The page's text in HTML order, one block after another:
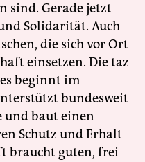
sind. Gerade jetzt
Solidarität. Auch
die sich vor Ort
einsetzen. Die taz
beginnt im
bundesweit
und baut einen
Schutz und Erhalt
braucht guten, frei